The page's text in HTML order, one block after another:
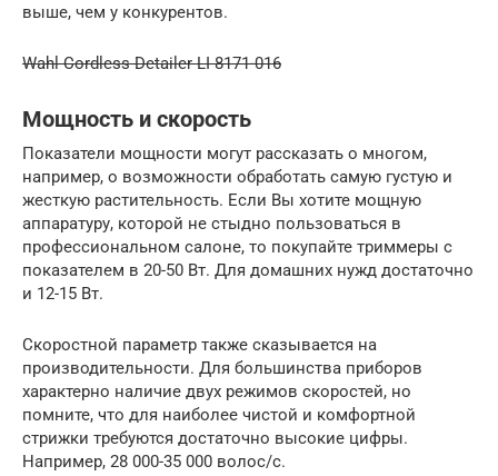
выше, чем у конкурентов.
Wahl Cordless Detailer LI 8171-016
Мощность и скорость
Показатели мощности могут рассказать о многом,
например, о возможности обработать самую густую и
жесткую растительность. Если Вы хотите мощную
аппаратуру, которой не стыдно пользоваться в
профессиональном салоне, то покупайте триммеры с
показателем в 20-50 Вт. Для домашних нужд достаточно
и 12-15 Вт.
Скоростной параметр также сказывается на
производительности. Для большинства приборов
характерно наличие двух режимов скоростей, но
помните, что для наиболее чистой и комфортной
стрижки требуются достаточно высокие цифры.
Например, 28 000-35 000 волос/с.